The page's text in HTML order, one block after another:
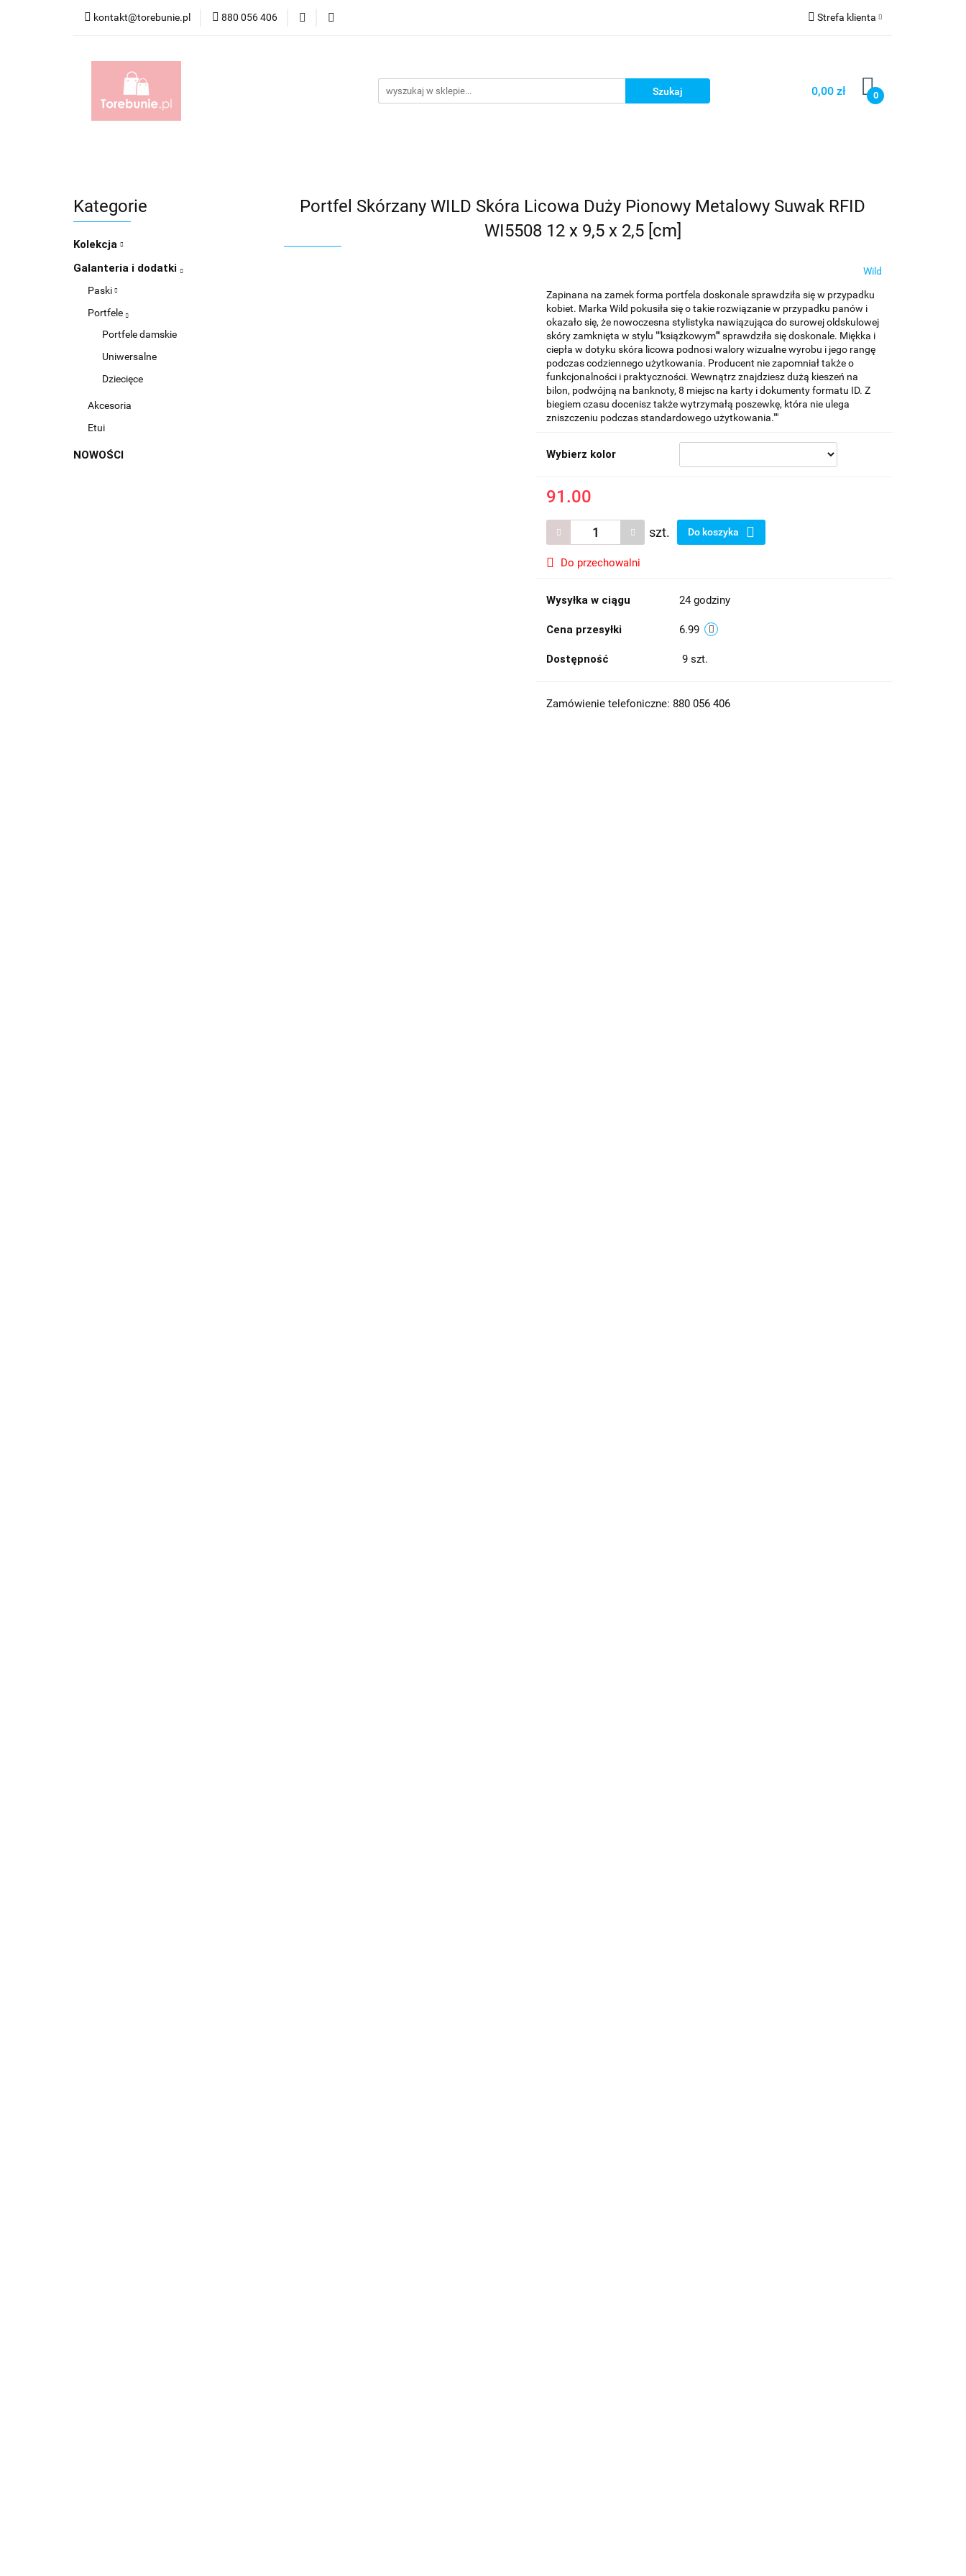
kontakt@torebunie.pl 880 056 406 Strefa klienta
Zarejestruj się
Dodaj zgłoszenie
0,00 zł 0
Kategorie
Kolekcja
Galanteria i dodatki
Paski
Portfele
Portfele damskie
Uniwersalne
Dziecięce
Akcesoria
Etui
NOWOŚCI
Portfel Skórzany WILD Skóra Licowa Duży Pionowy Metalowy Suwak RFID
WI5508 12 x 9,5 x 2,5 [cm]
Wild
Zapinana na zamek forma portfela doskonale sprawdziła się w przypadku
kobiet. Marka Wild pokusiła się o takie rozwiązanie w przypadku panów i
okazało się, że nowoczesna stylistyka nawiązująca do surowej oldskulowej
skóry zamknięta w stylu ""książkowym"" sprawdziła się doskonale. Miękka i
ciepła w dotyku skóra licowa podnosi walory wizualne wyrobu i jego rangę
podczas codziennego użytkowania. Producent nie zapomniał także o
funkcjonalności i praktyczności. Wewnątrz znajdziesz dużą kieszeń na
bilon, podwójną na banknoty, 8 miejsc na karty i dokumenty formatu ID. Z
biegiem czasu docenisz także wytrzymałą poszewkę, która nie ulega
zniszczeniu podczas standardowego użytkowania.""
Wybierz kolor
91.00
szt. Do koszyka
Do przechowalni
Wysyłka w ciągu 24 godziny
Cena przesyłki 6.99
Dostępność 9 szt.
Zamówienie telefoniczne: 880 056 406